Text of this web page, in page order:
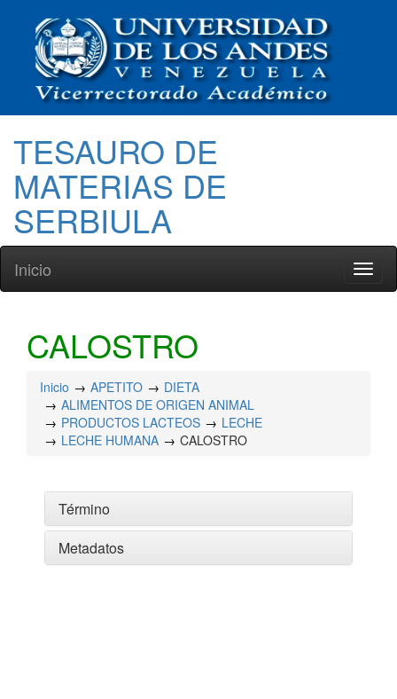
TESAURO DE
MATERIAS DE
SERBIULA
Inicio
CALOSTRO
Inicio APETITO
DIETA
ALIMENTOS DE ORIGEN ANIMAL
PRODUCTOS LACTEOS
LECHE
LECHE HUMANA
CALOSTRO
Término
Metadatos